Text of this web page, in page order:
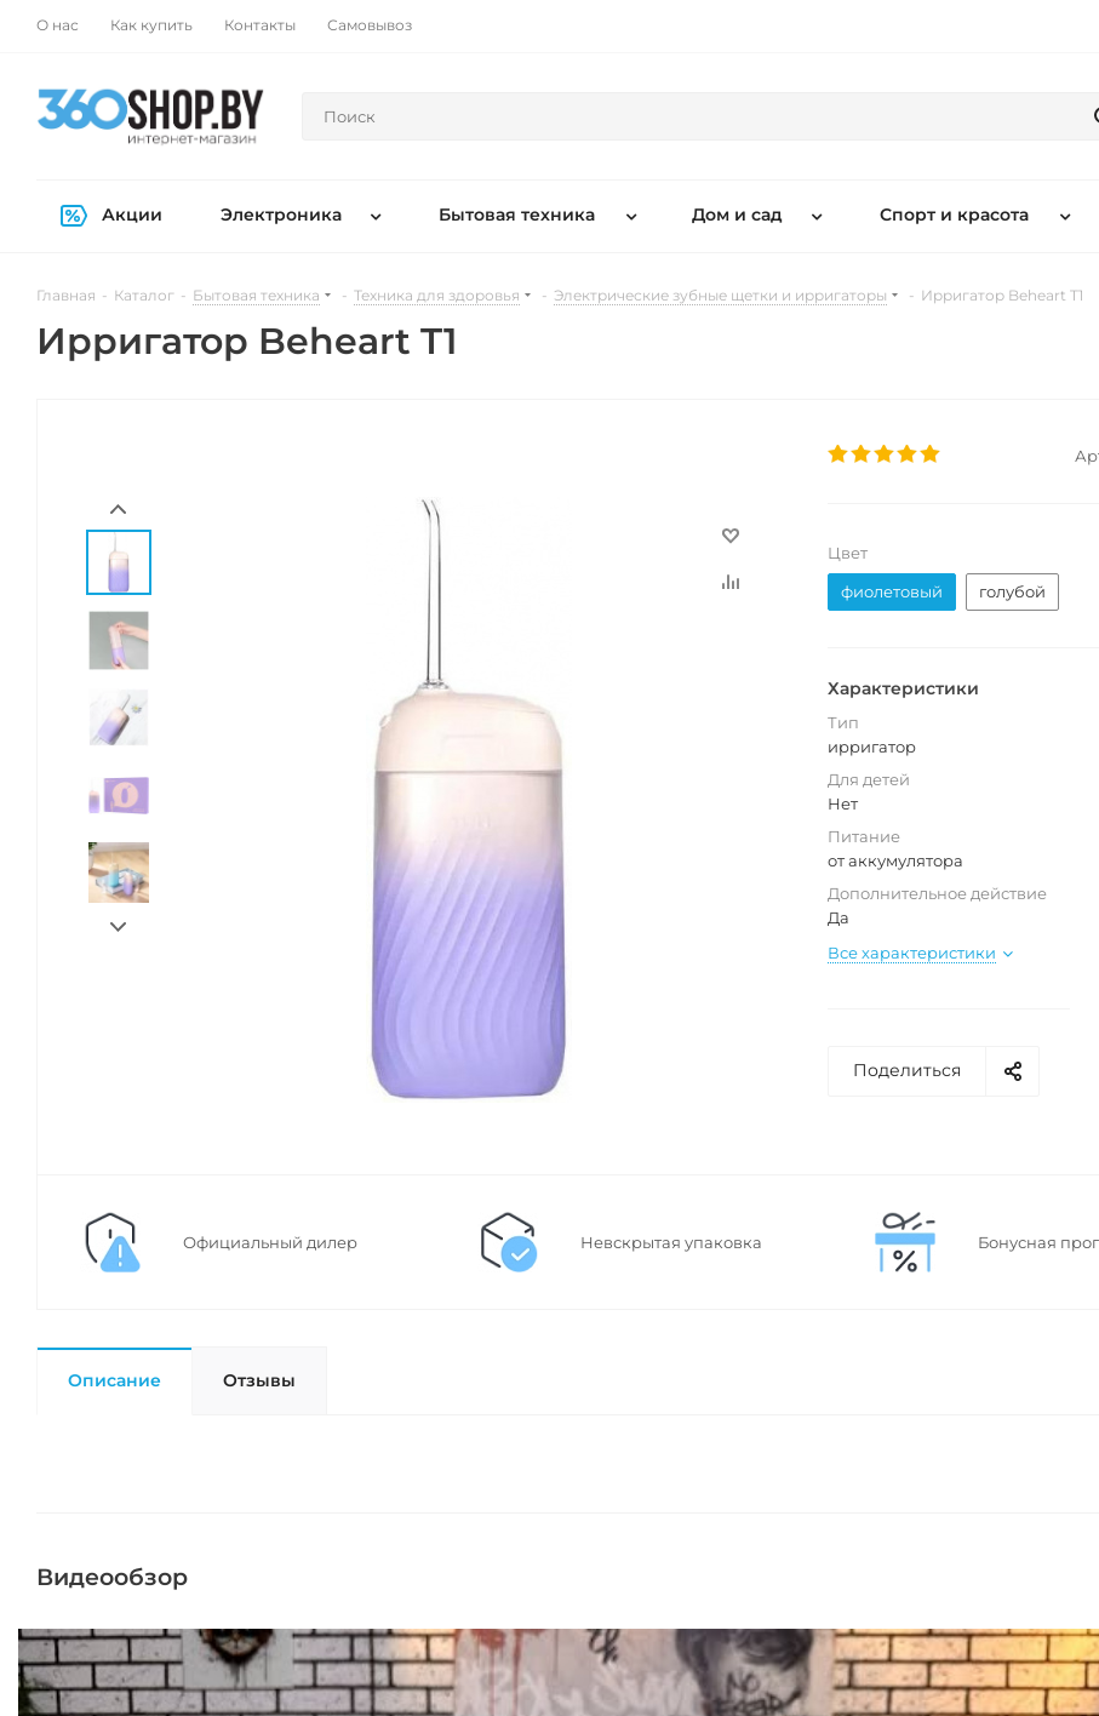
О нас Как купить Контакты Самовывоз
Акции Электроника Бытовая техника Дом и сад Спорт и красота
Главная - Каталог - Бытовая техника - Техника для здоровья - Электрические зубные щетки и ирригаторы - Ирригатор Beheart T1
Ирригатор Beheart T1
Цвет
фиолетовый
голубой
Характеристики
Тип
ирригатор
Для детей
Нет
Питание
от аккумулятора
Дополнительное действие
Да
Все характеристики
Поделиться
Официальный дилер Невскрытая упаковка Бонусная
Описание Отзывы
Видеообзор